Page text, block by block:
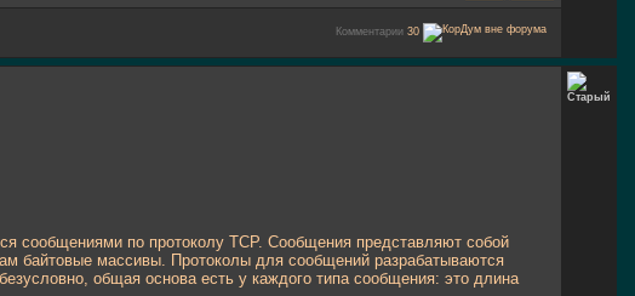
Комментарии 30
сообщениями по протоколу TCP. Сообщения представляют собой
байтовые массивы. Протоколы для сообщений разрабатываются
общая основа есть у каждого типа сообщения: это длина